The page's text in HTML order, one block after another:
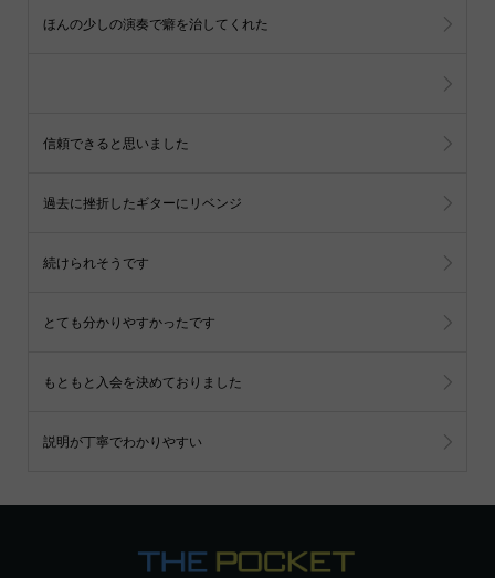
ほんの少しの演奏で癖を治してくれた
信頼できると思いました
過去に挫折したギターにリベンジ
続けられそうです
とても分かりやすかったです
もともと入会を決めておりました
説明が丁寧でわかりやすい